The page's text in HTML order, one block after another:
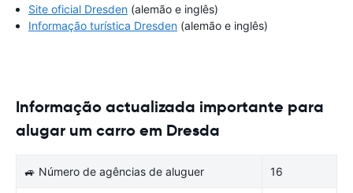
Site oficial Dresden (alemão e inglês)
Informação turística Dresden (alemão e inglês)
Informação actualizada importante para
alugar um carro em Dresda
🚙 Número de agências de aluguer 16